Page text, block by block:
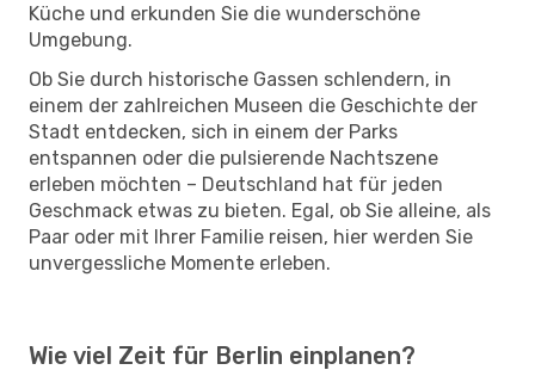
Küche und erkunden Sie die wunderschöne
Umgebung.
Ob Sie durch historische Gassen schlendern, in
einem der zahlreichen Museen die Geschichte der
Stadt entdecken, sich in einem der Parks
entspannen oder die pulsierende Nachtszene
erleben möchten – Deutschland hat für jeden
Geschmack etwas zu bieten. Egal, ob Sie alleine, als
Paar oder mit Ihrer Familie reisen, hier werden Sie
unvergessliche Momente erleben.
Wie viel Zeit für Berlin einplanen?